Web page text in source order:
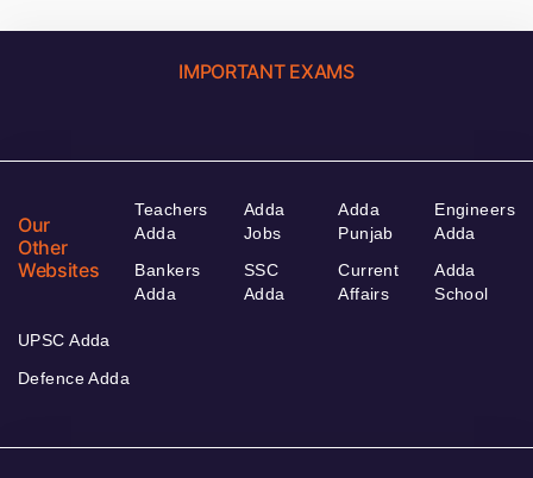
IMPORTANT EXAMS
Our
Other
Websites
Teachers
Adda
Bankers
Adda
Adda
Jobs
SSC
Adda
Adda
Punjab
Current
Affairs
Engineers
Adda
Adda
School
UPSC Adda
Defence Adda